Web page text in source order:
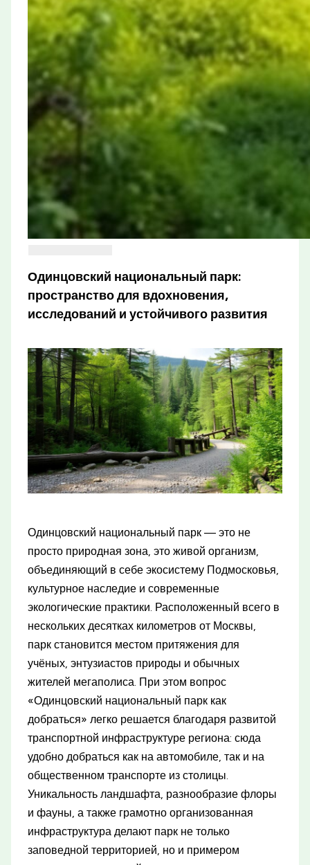
Одинцовский национальный парк:
пространство для вдохновения,
исследований и устойчивого развития
Одинцовский национальный парк — это не
просто природная зона, это живой организм,
объединяющий в себе экосистему Подмосковья,
культурное наследие и современные
экологические практики. Расположенный всего в
нескольких десятках километров от Москвы,
парк становится местом притяжения для
учёных, энтузиастов природы и обычных
жителей мегаполиса. При этом вопрос
«Одинцовский национальный парк как
добраться» легко решается благодаря развитой
транспортной инфраструктуре региона: сюда
удобно добраться как на автомобиле, так и на
общественном транспорте из столицы.
Уникальность ландшафта, разнообразие флоры
и фауны, а также грамотно организованная
инфраструктура делают парк не только
заповедной территорией, но и примером